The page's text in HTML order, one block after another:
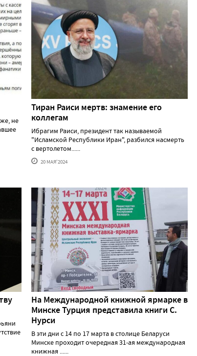
не
Тиран Раиси мертв: знамение его
коллегам
Ибрагим Раиси, президент так называемой
"Исламской Республики Иран", разбился насмерть
с вертолетом......
20 МАЯ'2024
На Международной книжной ярмарке в
Минске Турция представила книги С.
Нурси
В эти дни с 14 по 17 марта в столице Беларуси
Минске проходит очередная 31-ая международная
книжная ......